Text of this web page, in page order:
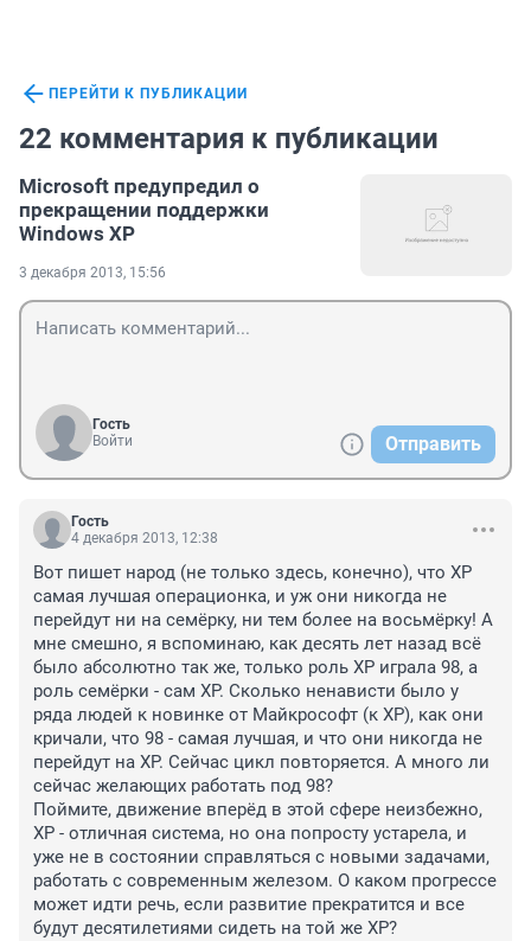
ПЕРЕЙТИ К ПУБЛИКАЦИИ
22 комментария к публикации
Microsoft предупредил о
прекращении поддержки
Windows XP
3 декабря 2013, 15:56
Гость
Войти
Отправить
Гость
4 декабря 2013, 12:38
Вот пишет народ (не только здесь, конечно), что ХР
самая лучшая операционка, и уж они никогда не
перейдут ни на семёрку, ни тем более на восьмёрку! А
мне смешно, я вспоминаю, как десять лет назад всё
было абсолютно так же, только роль ХР играла 98, а
роль семёрки - сам ХР. Сколько ненависти было у
ряда людей к новинке от Майкрософт (к ХР), как они
кричали, что 98 - самая лучшая, и что они никогда не
перейдут на ХР. Сейчас цикл повторяется. А много ли
сейчас желающих работать под 98?
Поймите, движение вперёд в этой сфере неизбежно,
ХР - отличная система, но она попросту устарела, и
уже не в состоянии справляться с новыми задачами,
работать с современным железом. О каком прогрессе
может идти речь, если развитие прекратится и все
будут десятилетиями сидеть на той же ХР?